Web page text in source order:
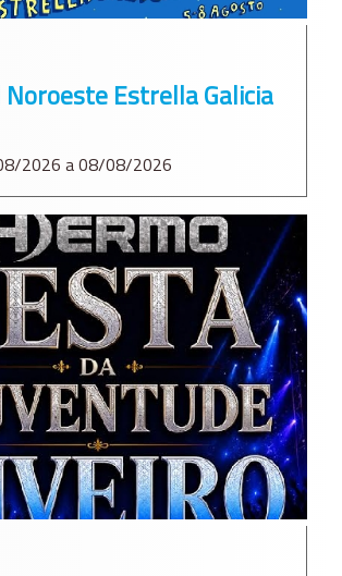
Estrella Galicia
2026 a 08/08/2026